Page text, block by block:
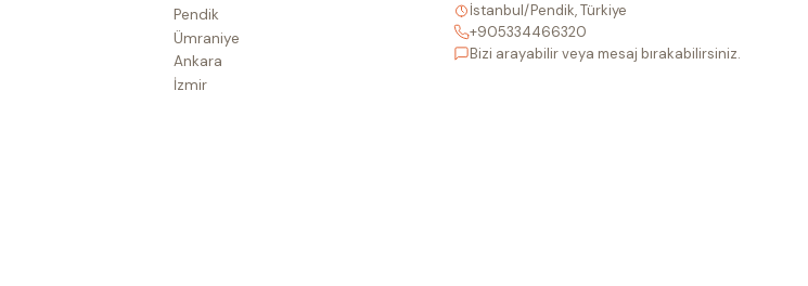
Pendik
Ümraniye
Ankara
İzmir
İstanbul/Pendik, Türkiye
+905334466320
Bizi arayabilir veya mesaj bırakabilirsiniz.